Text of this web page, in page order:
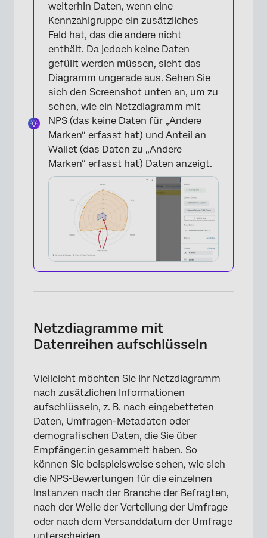
×
weiterhin Daten, wenn eine
Kennzahlgruppe ein zusätzliches
Feld hat, das die andere nicht
enthält. Da jedoch keine Daten
gefüllt werden müssen, sieht das
Diagramm ungerade aus. Sehen Sie
sich den Screenshot unten an, um zu
sehen, wie ein Netzdiagramm mit
NPS (das keine Daten für „Andere
Marken“ erfasst hat) und Anteil an
Wallet (das Daten zu „Andere
Marken“ erfasst hat) Daten anzeigt.
Netzdiagramme mit
Datenreihen aufschlüsseln
Vielleicht möchten Sie Ihr Netzdiagramm
nach zusätzlichen Informationen
aufschlüsseln, z. B. nach eingebetteten
Daten, Umfragen-Metadaten oder
demografischen Daten, die Sie über
Empfänger:in gesammelt haben. So
können Sie beispielsweise sehen, wie sich
die NPS-Bewertungen für die einzelnen
Instanzen nach der Branche der Befragten,
nach der Welle der Verteilung der Umfrage
oder nach dem Versanddatum der Umfrage